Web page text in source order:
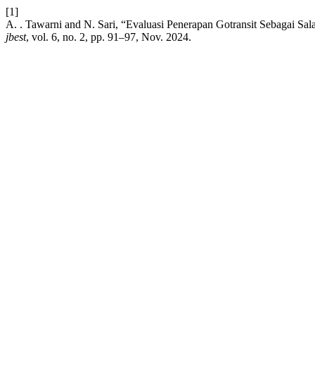
[1]
A. . Tawarni and N. Sari, “Evaluasi Penerapan Gotransit Sebagai
jbest, vol. 6, no. 2, pp. 91–97, Nov. 2024.